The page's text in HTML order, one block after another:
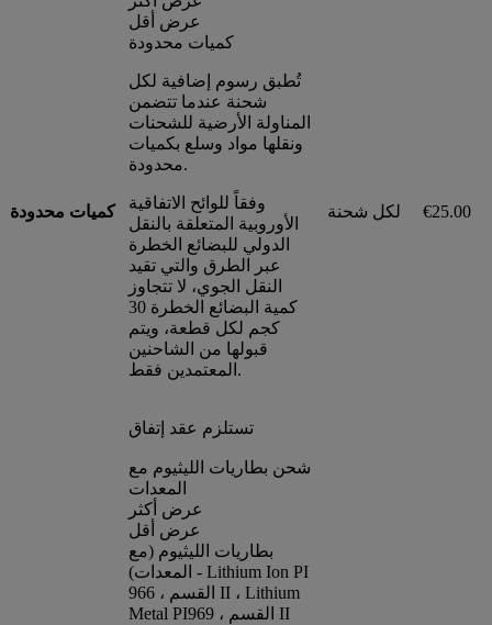
كميات محدودة
عرض أقل
كميات محدودة
تُطبق رسوم إضافية لكل
شحنة عندما تتضمن
المناولة الأرضية للشحنات
ونقلها مواد وسلع بكميات
محدودة.
وفقاً للوائح الاتفاقية
الأوروبية المتعلقة بالنقل
الدولي للبضائع الخطرة
عبر الطرق والتي تقيد
النقل الجوي، لا تتجاوز
كمية البضائع الخطرة 30
كجم لكل قطعة، ويتم
قبولها من الشاحنين
المعتمدين فقط.
تستلزم عقد إتفاق
لكل شحنة €25.00
شحن بطاريات الليثيوم مع
المعدات
عرض أكثر
عرض أقل
بطاريات الليثيوم (مع
المعدات) - Lithium Ion PI
966 ، القسم II ، Lithium
Metal PI969 ، القسم II